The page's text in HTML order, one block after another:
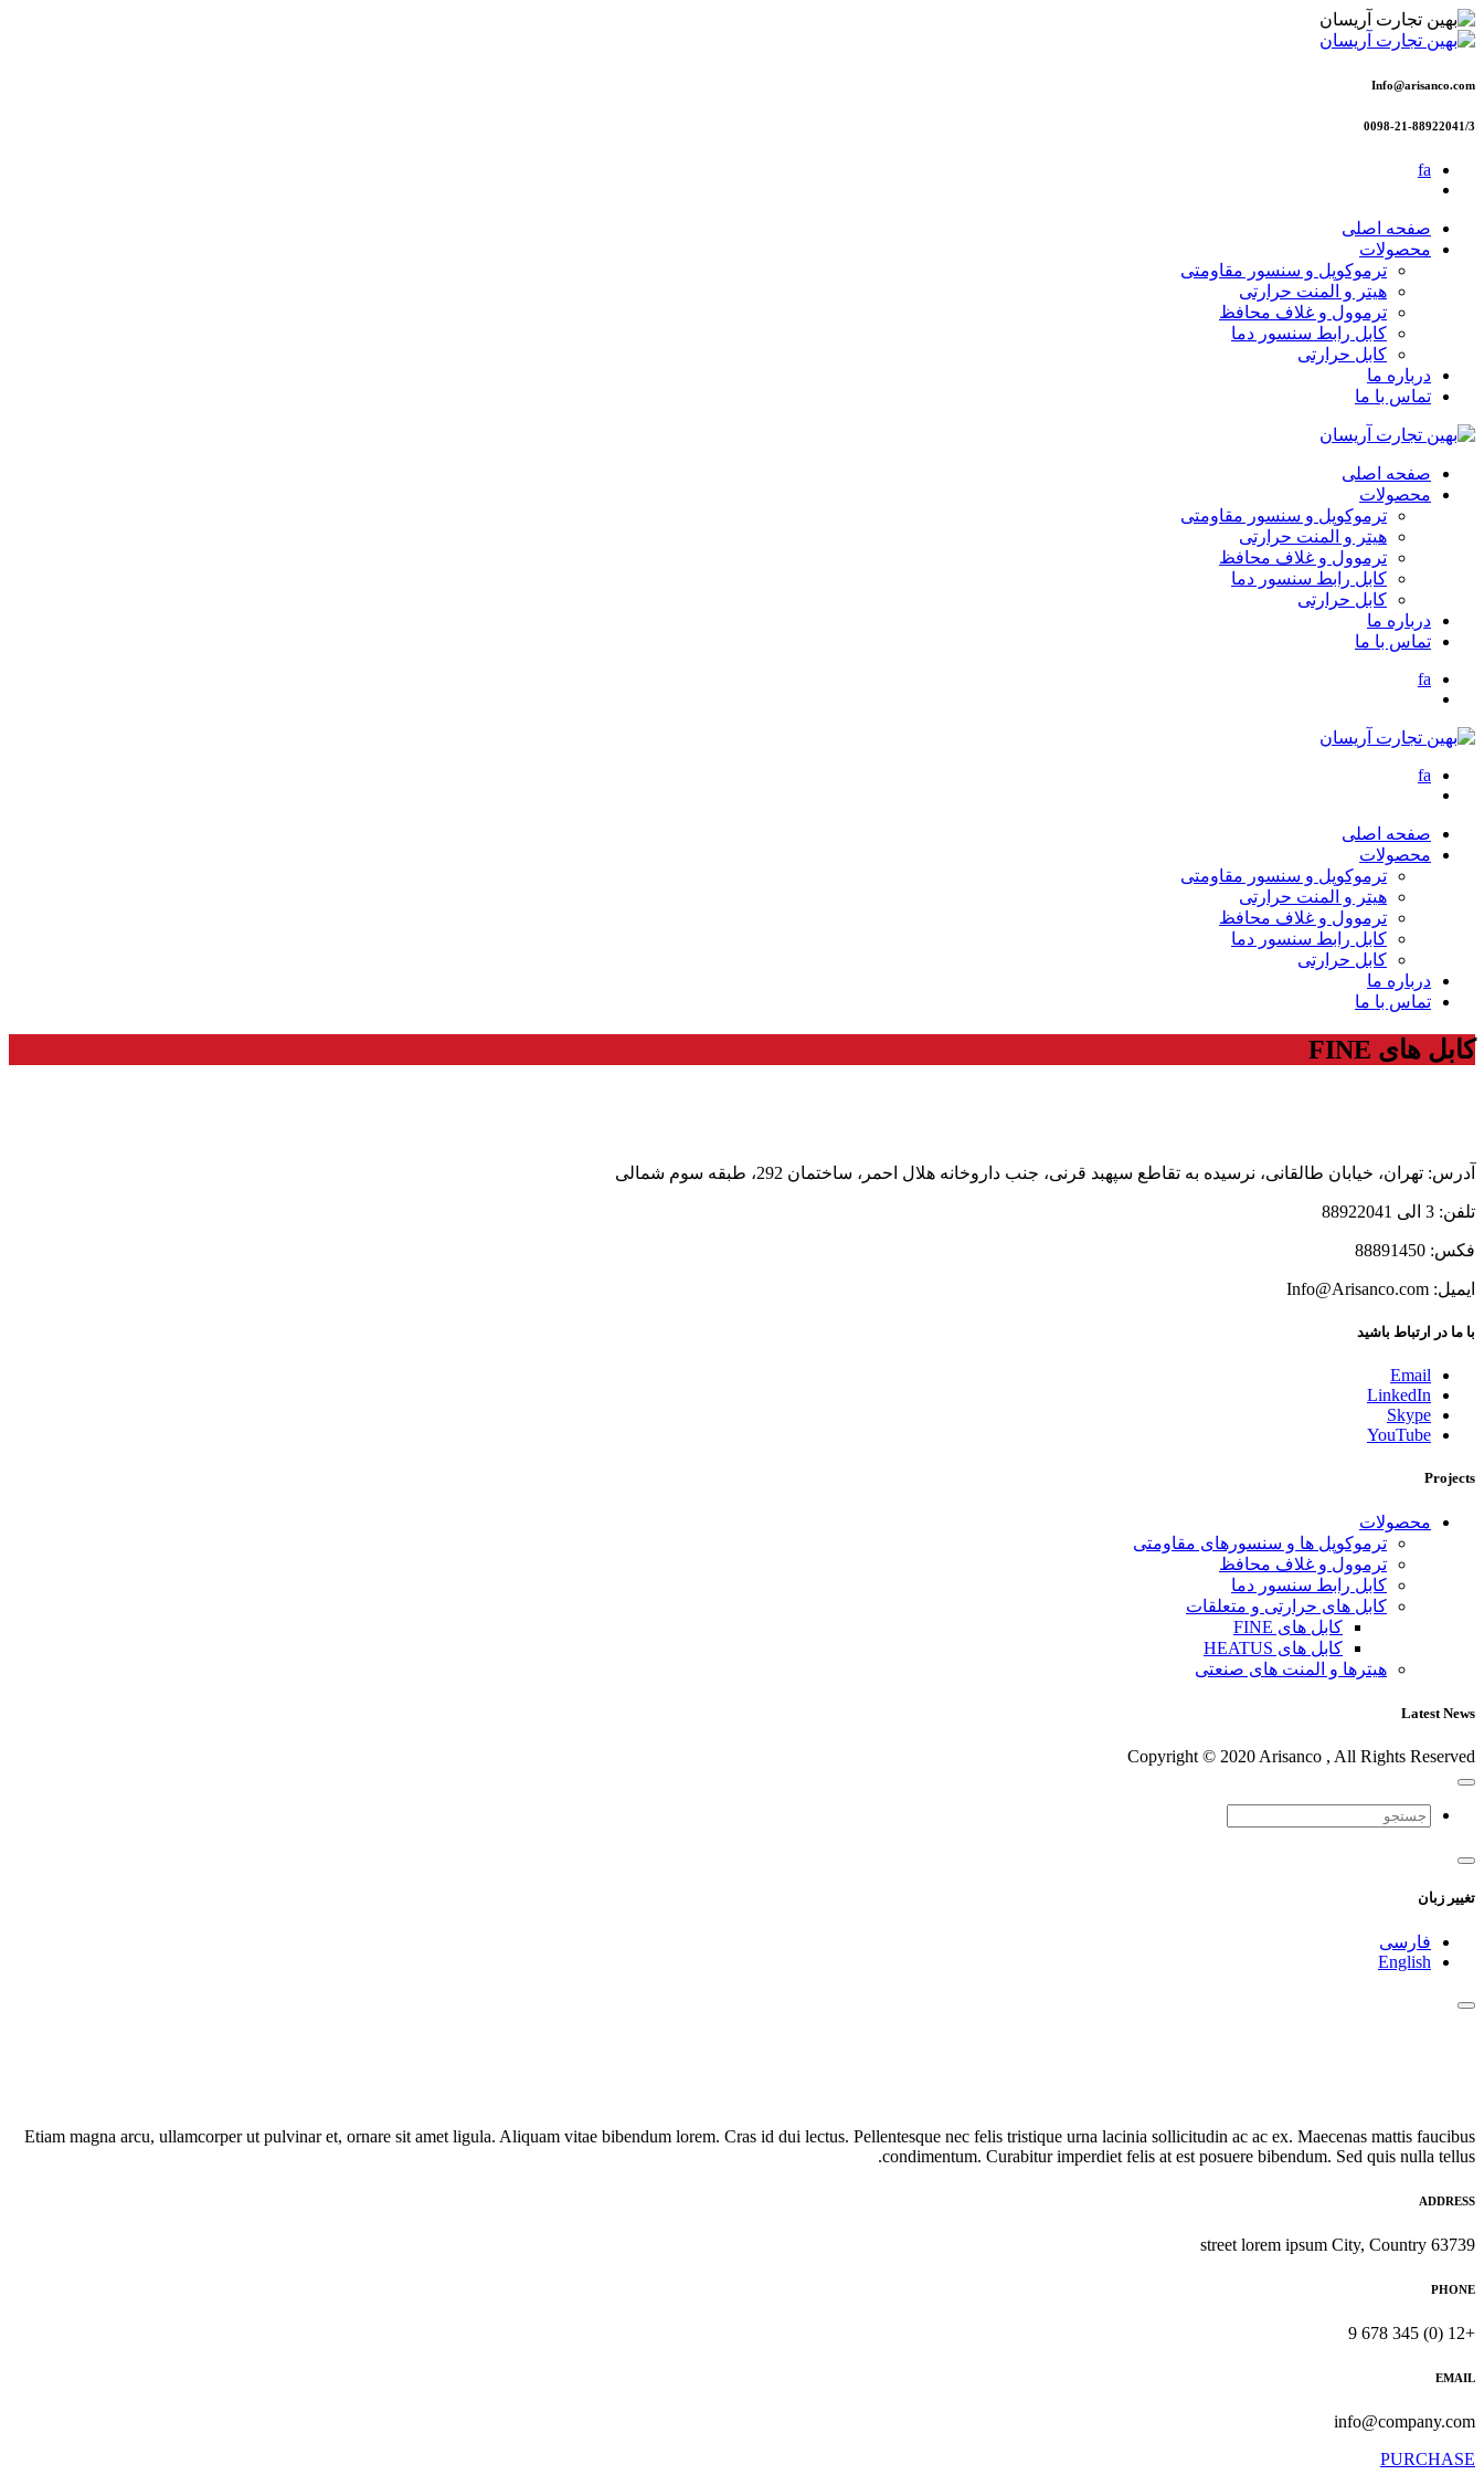
Info@arisanco.com
0098-21-88922041/3
fa
صفحه اصلی
محصولات
ترموکوپل و سنسور مقاومتی
هیتر و المنت حرارتی
ترموول و غلاف محافظ
کابل رابط سنسور دما
کابل حرارتی
درباره ما
تماس با ما
صفحه اصلی
محصولات
ترموکوپل و سنسور مقاومتی
هیتر و المنت حرارتی
ترموول و غلاف محافظ
کابل رابط سنسور دما
کابل حرارتی
درباره ما
تماس با ما
fa
fa
صفحه اصلی
محصولات
ترموکوپل و سنسور مقاومتی
هیتر و المنت حرارتی
ترموول و غلاف محافظ
کابل رابط سنسور دما
کابل حرارتی
درباره ما
تماس با ما
کابل های FINE
آدرس: تهران، خیابان طالقانی، نرسیده به تقاطع سپهبد قرنی، جنب داروخانه هلال احمر، ساختمان 292، طبقه سوم شمالی
تلفن: 3 الی 88922041
فکس: 88891450
ایمیل: Info@Arisanco.com
با ما در ارتباط باشید
Email
LinkedIn
Skype
YouTube
Projects
محصولات
ترموکوپل ها و سنسورهای مقاومتی
ترموول و غلاف محافظ
کابل رابط سنسور دما
کابل های حرارتی و متعلقات
کابل های FINE
کابل های HEATUS
هیترها و المنت های صنعتی
Latest News
Copyright © 2020 Arisanco , All Rights Reserved
تغییر زبان
فارسی
English
Etiam magna arcu, ullamcorper ut pulvinar et, ornare sit amet ligula. Aliquam vitae bibendum lorem. Cras id dui lectus. Pellentesque nec felis tristique urna lacinia sollicitudin ac ac ex. Maecenas mattis faucibus
condimentum. Curabitur imperdiet felis at est posuere bibendum. Sed quis nulla tellus.
ADDRESS
63739 street lorem ipsum City, Country
PHONE
+12 (0) 345 678 9
EMAIL
info@company.com
PURCHASE